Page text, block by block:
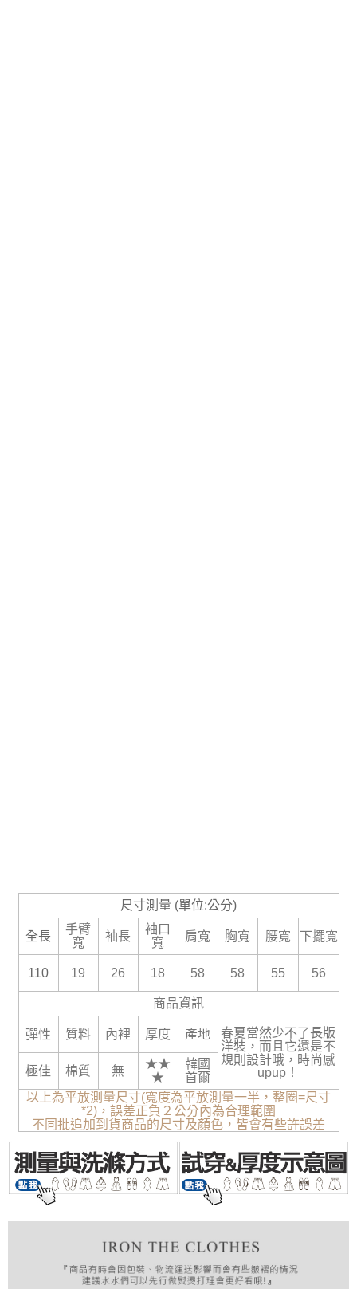
尺寸測量 (單位:公分)
全長
手臂
寬
袖長
袖口
寬
肩寬 胸寬 腰寬 下擺寬
110 19 26 18 58 58 55 56
商品資訊
彈性 質料 內裡 厚度 產地
春夏當然少不了長版
洋裝，而且它還是不
規則設計哦，時尚感
upup！
極佳 棉質 無
★★
★
韓國
首爾
以上為平放測量尺寸(寬度為平放測量一半，整圈=尺寸
*2)，誤差正負２公分內為合理範圍
不同批追加到貨商品的尺寸及顏色，皆會有些許誤差